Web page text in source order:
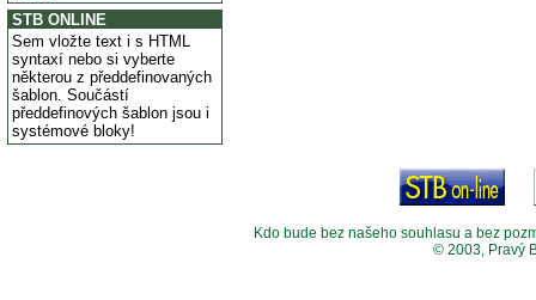
STB ONLINE
Sem vložte text i s HTML
syntaxí nebo si vyberte
některou z předdefinovaných
šablon. Součástí
předdefinových šablon jsou i
systémové bloky!
Kdo bude bez našeho souhlasu a bez
© 2003, Pravý